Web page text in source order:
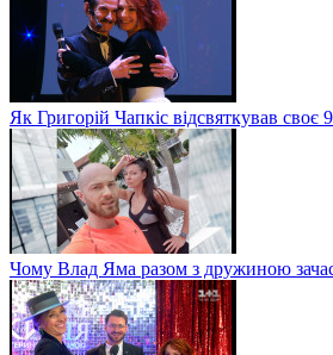
Як Григорій Чапкіс відсвяткував своє
Чому Влад Яма разом з дружиною